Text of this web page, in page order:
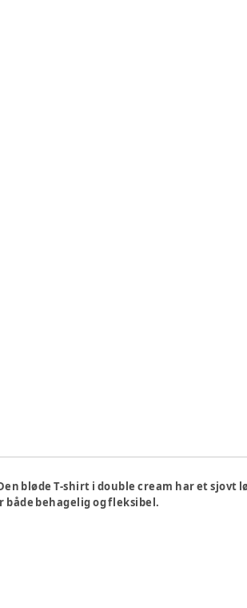
bløde T-shirt i double cream har et sjovt
både behagelig og fleksibel.